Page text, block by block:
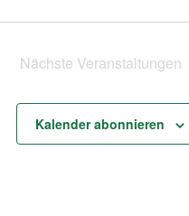
Nächste Veranstaltungen
Kalender abonnieren